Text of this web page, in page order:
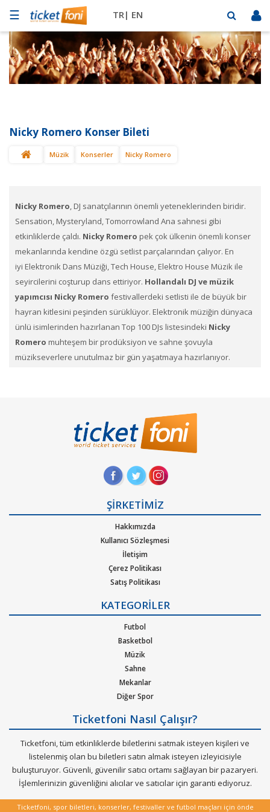
☰ TR| EN
Futbol
Basketbol
Mekanlar
Diğer
SAT
Nicky Romero Konser Bileti
Müzik Konserler Nicky Romero
Nicky Romero, DJ sanatçılarının önemli yeteneklerinden biridir.
Sensation, Mysteryland, Tomorrowland Ana sahnesi gibi
etkinliklerde çaldı. Nicky Romero​​ pek çok ülkenin önemli konser
mekanlarında kendine özgü setlist parçalarından çalıyor. En
iyi Elektronik Dans Müziği, Tech House, Elektro House Müzik ile
seyircilerini coşturup dans ettiriyor. Hollandalı DJ ve müzik
yapımcısı Nicky Romero festivallerdeki setlisti ile de büyük bir
hayran kitlesini peşinden sürüklüyor. Elektronik müziğin dünyaca
ünlü isimlerinden hazırlanan Top 100 DJs listesindeki Nicky
Romero​ muhteşem bir prodüksiyon ve sahne şovuyla
müzikseverlere unutulmaz bir gün yaşatmaya hazırlanıyor.
konser biletlerini TicketFoni ile satın
alabileceğiniz gibi elinizdekiNicky Romero biletlerini
biletlerini Ticketfoni ayrıcalığı ile satın alabilirsiniz.Konser, sahne,
festival kategorilerine ait etkinliklerin biletlerini sayfamız
üzerinden arayıp dilediğin konserlerin biletini Ticketfoni
üzerinden satın alabilirsin. Profil sayfanızda biletin ne şekilde
size ulaştırılacağını ve hangi zaman diliminde sizde olacağını size
yapacağımız bildirimlerle haberdar edeceğiz.
Nicky Romero Konseri etkinlik biletleri satın al.
gibi pek çok sanatçının ve
müzik gruplarının konserlerine, müzik festivallerine, sahne
etkinliklerine en uygun ve hızlı bir şekilde bilet satın alabilirsiniz .
Ticketfoni üzerinden Nicky Romero
Bilet seçiminizi yapınız. (Katılmak istediğiniz etkinlik ya da
etkinliklere ait siteye optimize edilmiş oturma planları ve kategori
sayesinde bilet seçiminizi yapınız.)
Size sunulan güvenli Ödeme adımına geçiniz.
Artık biletiniz hazır.
ŞİRKETİMİZ
Hakkımızda
Kullanıcı Sözleşmesi
İletişim
Çerez Politikası
Satış Politikası
Kurumsal Ağırlama
Nasıl Çalışır
Bilet Tipi ve Teslimat
Üyelik Doğrulama
Sık Sorulan Sorular
KATEGORİLER
Futbol
Basketbol
Müzik
Sahne
Mekanlar
Diğer Spor
Ticketfoni Nasıl Çalışır?
Ticketfoni, tüm etkinliklerde biletlerini satmak isteyen kişileri ve
listelenmiş olan bu biletleri satın almak isteyen izleyicisiyle
buluşturuyor. Güvenli, güvenilir satıcı ortamı sağlayan bir pazaryeri.
İşlemlerinizin güvenliğini alıcılar ve satıcılar için garanti ediyoruz.
Ticketfoni, spor biletleri, konserler, festivaller ve futbol maçları için önde